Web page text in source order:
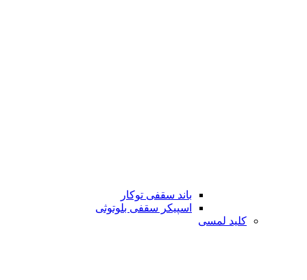
باند سقفی توکار
اسپیکر سقفی بلوتوثی
کلید لمسی